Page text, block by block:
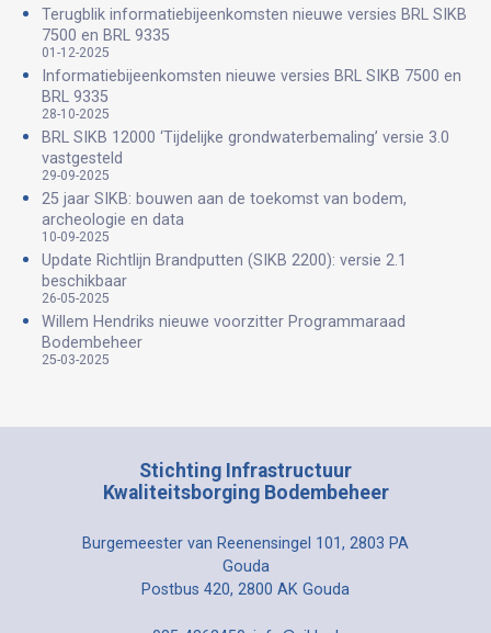
Terugblik informatiebijeenkomsten nieuwe versies BRL SIKB
7500 en BRL 9335
01-12-2025
Informatiebijeenkomsten nieuwe versies BRL SIKB 7500 en
BRL 9335
28-10-2025
BRL SIKB 12000 ‘Tijdelijke grondwaterbemaling’ versie 3.0
vastgesteld
29-09-2025
25 jaar SIKB: bouwen aan de toekomst van bodem,
archeologie en data
10-09-2025
Update Richtlijn Brandputten (SIKB 2200): versie 2.1
beschikbaar
26-05-2025
Willem Hendriks nieuwe voorzitter Programmaraad
Bodembeheer
25-03-2025
Stichting Infrastructuur
Kwaliteitsborging Bodembeheer
Burgemeester van Reenensingel 101, 2803 PA
Gouda
Postbus 420, 2800 AK Gouda